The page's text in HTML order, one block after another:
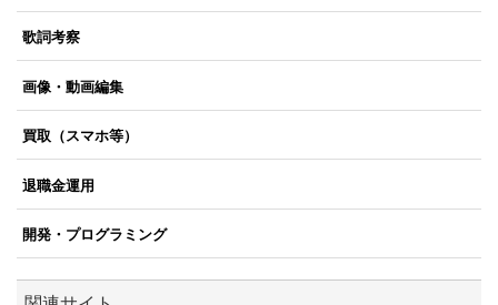
歌詞考察
画像・動画編集
買取（スマホ等）
退職金運用
開発・プログラミング